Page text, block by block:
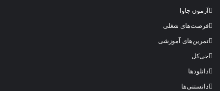
آزمون جاوا
فرصت‌های شغلی
تمرین‌های آموزشی
جی‌کل
دانلودها
دانستنی‌ها